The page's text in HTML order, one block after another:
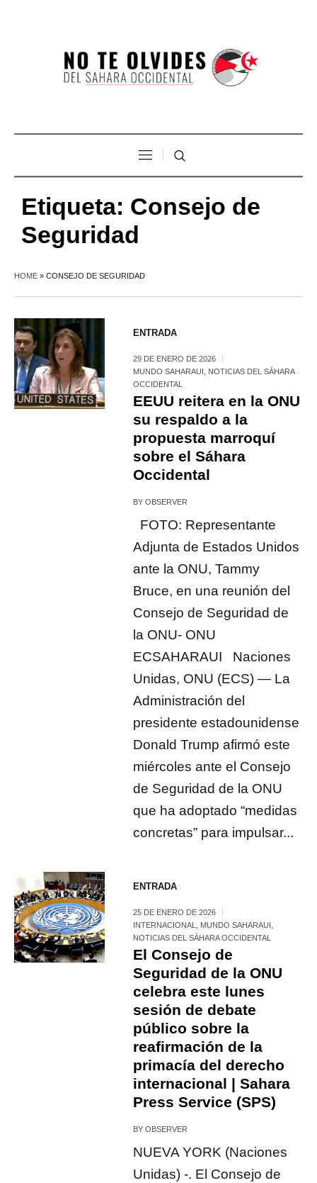
Etiqueta: Consejo de
Seguridad
HOME » CONSEJO DE SEGURIDAD
ENTRADA
29 DE ENERO DE 2026
MUNDO SAHARAUI
NOTICIAS DEL SÁHARA
OCCIDENTAL
EEUU reitera en la ONU
su respaldo a la
propuesta marroquí
sobre el Sáhara
Occidental
BYOBSERVER
FOTO: Representante
Adjunta de Estados Unidos
ante la ONU, Tammy
Bruce, en una reunión del
Consejo de Seguridad de
la ONU- ONU
ECSAHARAUI Naciones
Unidas, ONU (ECS) — La
Administración del
presidente estadounidense
Donald Trump afirmó este
miércoles ante el Consejo
de Seguridad de la ONU
que ha adoptado “medidas
concretas” para impulsar...
ENTRADA
25 DE ENERO DE 2026
INTERNACIONAL
MUNDO SAHARAUI
NOTICIAS DEL SÁHARA OCCIDENTAL
El Consejo de
Seguridad de la ONU
celebra este lunes
sesión de debate
público sobre la
reafirmación de la
primacía del derecho
internacional | Sahara
Press Service (SPS)
BYOBSERVER
NUEVA YORK (Naciones
Unidas) -. El Consejo de